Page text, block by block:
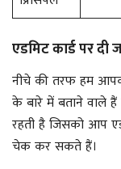
एडमिट कार्ड पर दी
नीचे की तरफ हम
के बारे में बताने वाले हैं
रहती है जिसको आप
चेक कर सकते हैं।